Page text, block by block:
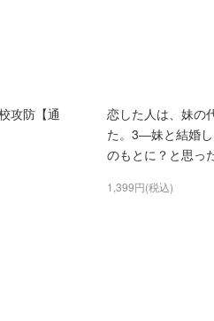
攻防【通
恋した人は、妹の
た。3―妹と結婚
のもとに？と思っ
1,399円(税込)